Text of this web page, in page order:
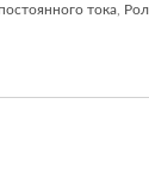
тока